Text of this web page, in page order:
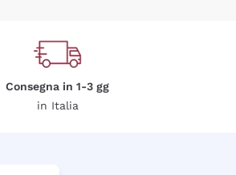
Consegna in 1-3 gg
in Italia